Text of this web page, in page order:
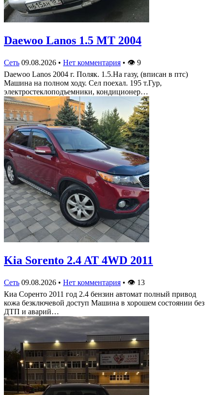
Daewoo Lanos 1.5 MT 2004
Сеть 09.08.2026 • Нет комментария • 👁 9
Daewoo Lanos 2004 г. Поляк. 1.5.На газу, (вписан в птс)
Машина на полном ходу. Сел поехал. 195 т.Гур,
электростеклоподъемники, кондиционер…
Kia Sorento 2.4 AT 4WD 2011
Сеть 09.08.2026 • Нет комментария • 👁 13
Киа Соренто 2011 год 2.4 бензин автомат полный привод
кожа безключевой доступ Машина в хорошем состоянии без
ДТП и аварий…